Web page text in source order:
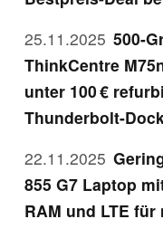
25.11.2025 500-
ThinkCentre
unter 100 €
Thunderbolt-Dock
22.11.2025
855 G7 Laptop
RAM und LTE